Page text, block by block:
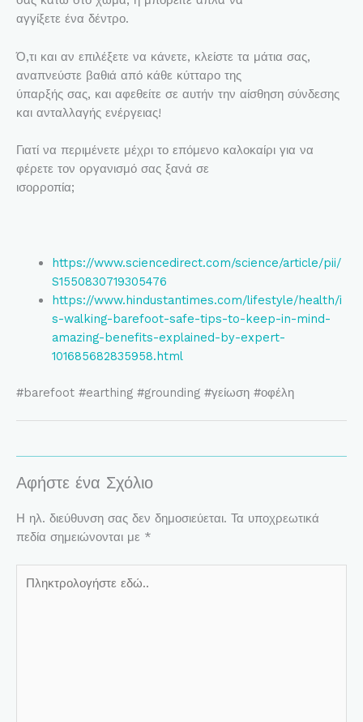
αγγίξετε ένα δέντρο.
Ό,τι και αν επιλέξετε να κάνετε, κλείστε τα μάτια σας,
αναπνεύστε βαθιά από κάθε κύτταρο της
ύπαρξής σας, και αφεθείτε σε αυτήν την αίσθηση σύνδεσης
και ανταλλαγής ενέργειας!
Γιατί να περιμένετε μέχρι το επόμενο καλοκαίρι για να
φέρετε τον οργανισμό σας ξανά σε
ισορροπία;
https://www.sciencedirect.com/science/article/pii/
S1550830719305476
https://www.hindustantimes.com/lifestyle/health/i
s-walking-barefoot-safe-tips-to-keep-in-mind-
amazing-benefits-explained-by-expert-
101685682835958.html
#barefoot #earthing #grounding #γείωση #οφέλη
Αφήστε ένα Σχόλιο
Η ηλ. διεύθυνση σας δεν δημοσιεύεται. Τα υποχρεωτικά
πεδία σημειώνονται με *
εδώ..